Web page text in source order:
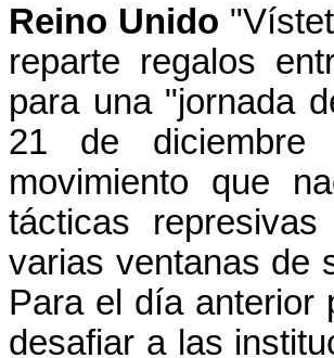
Reino Unido
reparte regalos
para una "jornada
21 de
movimiento que
tácticas
varias ventanas de
Para el día anterior
desafiar a las